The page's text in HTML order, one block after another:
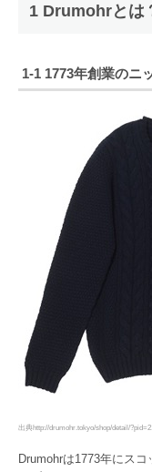
1 Drumohrとは
1-1 1773年創業のニ
出典http://drumohr.tokyo/shop/detail/
Drumohrは1773年にス